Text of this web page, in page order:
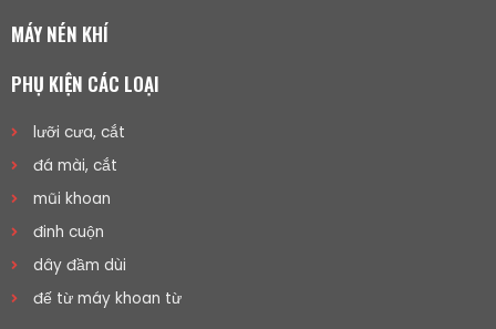
MÁY NÉN KHÍ
PHỤ KIỆN CÁC LOẠI
lưỡi cưa, cắt
đá mài, cắt
mũi khoan
đinh cuộn
dây đầm dùi
đế từ máy khoan từ